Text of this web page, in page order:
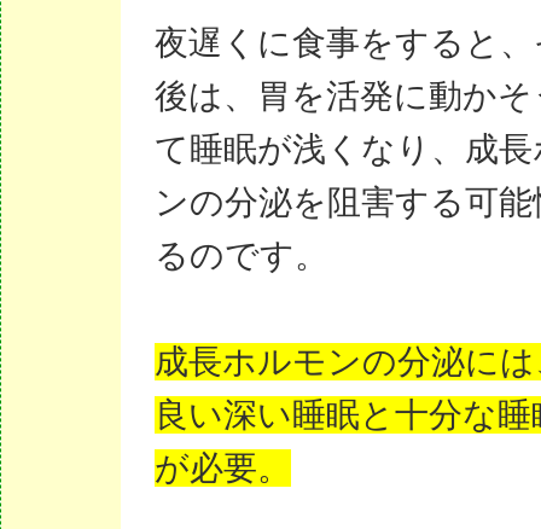
夜遅くに食事をすると
後は、胃を活発に動か
て睡眠が浅くなり、成
ンの分泌を阻害する可
るのです。
成長ホルモンの分泌に
良い深い睡眠と十分な睡
が必要。